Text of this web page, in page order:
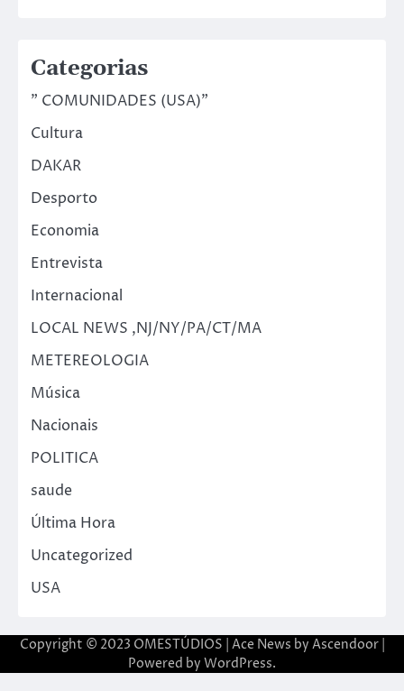
Categorias
" COMUNIDADES (USA)"
Cultura
DAKAR
Desporto
Economia
Entrevista
Internacional
LOCAL NEWS ,NJ/NY/PA/CT/MA
METEREOLOGIA
Música
Nacionais
POLITICA
saude
Última Hora
Uncategorized
USA
Copyright © 2023 OMESTÚDIOS | Ace News by Ascendoor|
Powered by WordPress.